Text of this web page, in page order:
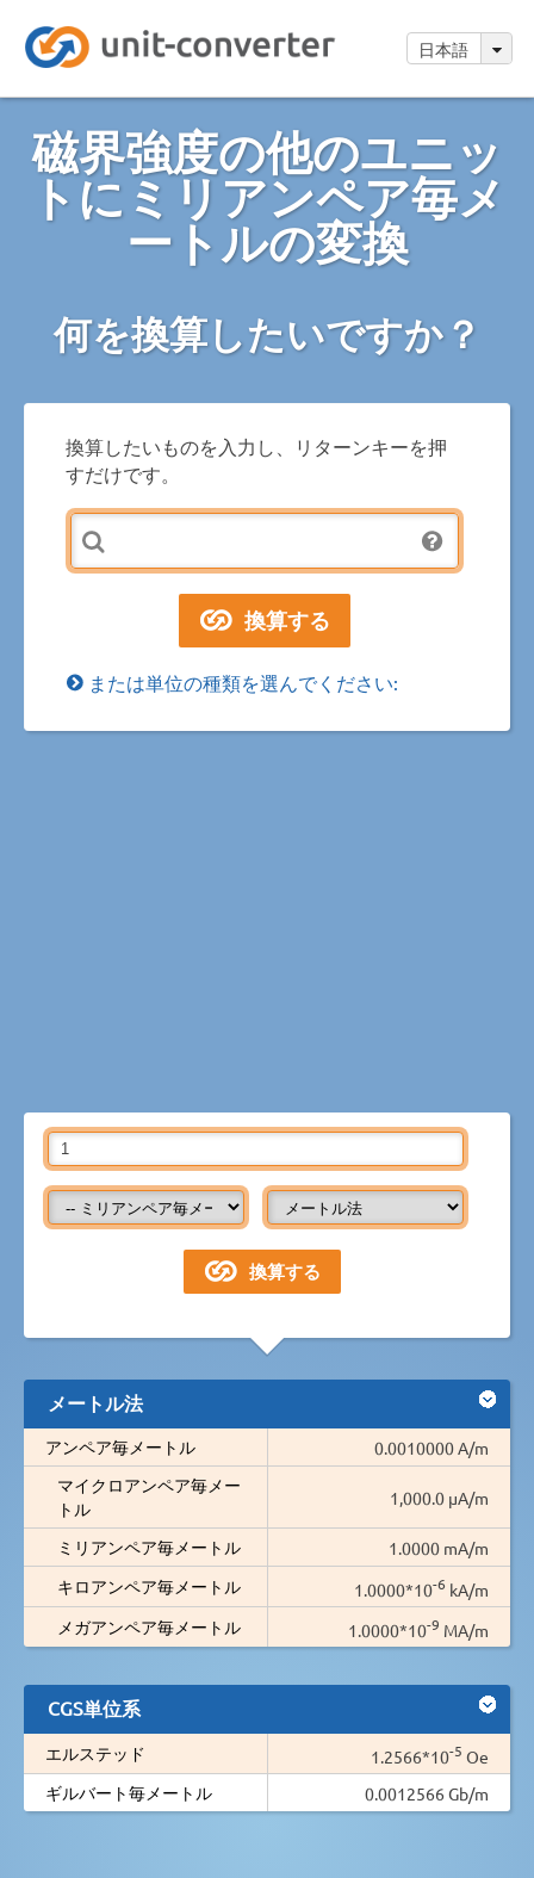
日本語
磁界強度の他のユニッ
トにミリアンペア毎メ
ートルの変換
何を換算したいですか？
換算したいものを入力し、リターンキーを押
すだけです。
または単位の種類を選んでください:
メートル法
アンペア毎メートル
0.0010000 A/m
マイクロアンペア毎メー
トル
1,000.0 µA/m
ミリアンペア毎メートル
1.0000 mA/m
キロアンペア毎メートル
1.0000*10-6 kA/m
メガアンペア毎メートル
1.0000*10-9 MA/m
CGS単位系
エルステッド 1.2566*10-5 Oe
ギルバート毎メートル
0.0012566 Gb/m